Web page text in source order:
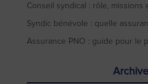
Conseil syndical : rôle, missions
Syndic bénévole : quelle
Assurance PNO : guide pour le